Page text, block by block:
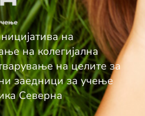
на
нa колегијална
на целите за
заедници за учење
Северна